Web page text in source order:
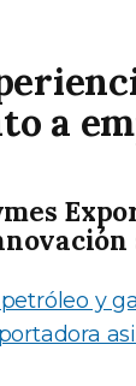
a
y